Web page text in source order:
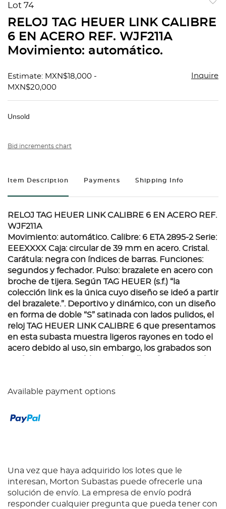
Lot 74
RELOJ TAG HEUER LINK CALIBRE
6 EN ACERO REF. WJF211A
Movimiento: automático.
Estimate: MXN$18,000 -
MXN$20,000
Inquire
Unsold
Bid increments chart
Item Description Payments Shipping Info
RELOJ TAG HEUER LINK CALIBRE 6 EN ACERO REF.
WJF211A
Movimiento: automático. Calibre: 6 ETA 2895-2 Serie:
EEEXXXX Caja: circular de 39 mm en acero. Cristal.
Carátula: negra con índices de barras. Funciones:
segundos y fechador. Pulso: brazalete en acero con
broche de tijera. Según TAG HEUER (s.f.) “la
colección link es la única cuyo diseño se ideó a partir
del brazalete.”. Deportivo y dinámico, con un diseño
en forma de doble “S” satinada con lados pulidos, el
reloj TAG HEUER LINK CALIBRE 6 que presentamos
en esta subasta muestra ligeros rayones en todo el
acero debido al uso, sin embargo, los grabados son
Available payment options
Una vez que haya adquirido los lotes que le
interesan, Morton Subastas puede ofrecerle una
solución de envío. La empresa de envío podrá
responder cualquier pregunta que pueda tener con